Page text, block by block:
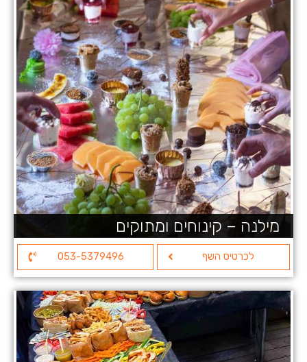
מילנה – קינוחים ומתוקים
לכרטיס השף 053-5379496